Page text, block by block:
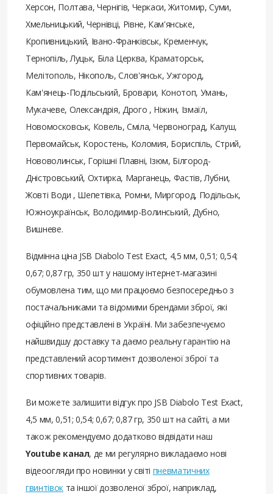
Херсон, Полтава, Чернігів, Черкаси, Житомир, Суми,
Хмельницький, Чернівці, Рівне, Кам'янське,
Кропивницький, Івано-Франківськ, Кременчук,
Тернопіль, Луцьк, Біла Церква, Краматорськ,
Мелітополь, Нікополь, Слов'янськ, Ужгород,
Кам'янець-Подільський, Бровари, Конотоп, Умань,
Мукачеве, Олександрія, Дрого , Ніжин, Ізмаїл,
Новомосковськ, Ковель, Сміла, Червоноград, Калуш,
Первомайськ, Коростень, Коломия, Бориспіль, Стрий,
Нововолинськ, Горішні Плавні, Ізюм, Білгород-
Дністровський, Охтирка, Марганець, Фастів, Лубни,
Жовті Води , Шепетівка, Ромни, Миргород, Подільськ,
Южноукраїнськ, Володимир-Волинський, Дубно,
Вишневе.
Відмінна ціна JSB Diabolo Test Exact, 4,5 мм, 0,51; 0,54;
0,67; 0,87 гр, 350 шт у нашому інтернет-магазині
обумовлена ​​тим, що ми працюємо безпосередньо з
постачальниками та відомими брендами зброї, які
офіційно представлені в Україні. Ми забезпечуємо
найшвидшу доставку та даємо реальну гарантію на
представлений асортимент дозволеної зброї та
спортивних товарів.
Ви можете залишити відгук про JSB Diabolo Test Exact,
4,5 мм, 0,51; 0,54; 0,67; 0,87 гр, 350 шт на сайті, а ми
також рекомендуємо додатково відвідати наш
Youtube канал, де ми регулярно викладаємо нові
відеоогляди про новинки у світі пневматичних
гвинтівокта іншої дозволеної зброї, наприклад,